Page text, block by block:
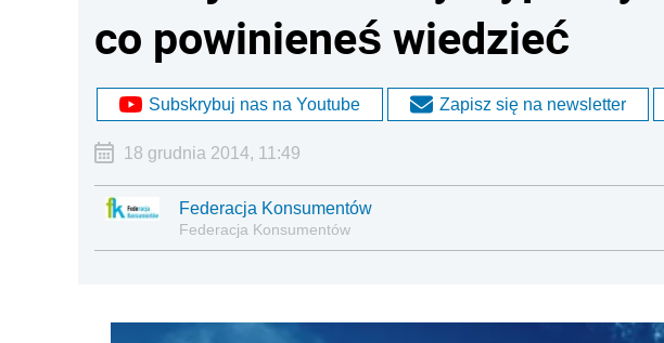
co powinieneś wiedzieć
Subskrybuj nas na Youtube Zapisz się na newsletter
18 grudnia 2014, 11:49
Federacja Konsumentów
Federacja Konsumentów